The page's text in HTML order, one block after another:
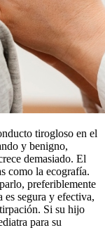
tirogloso en el
y benigno,
demasiado. El
como la ecografía.
preferiblemente
segura y efectiva,
Si su hijo
para su